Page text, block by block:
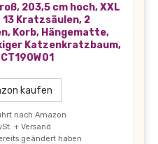
203,5 cm hoch, XXL
Kratzsäulen, 2
Korb, Hängematte,
Katzenkratzbaum,
kaufen
nach Amazon
+ Versand
geändert haben